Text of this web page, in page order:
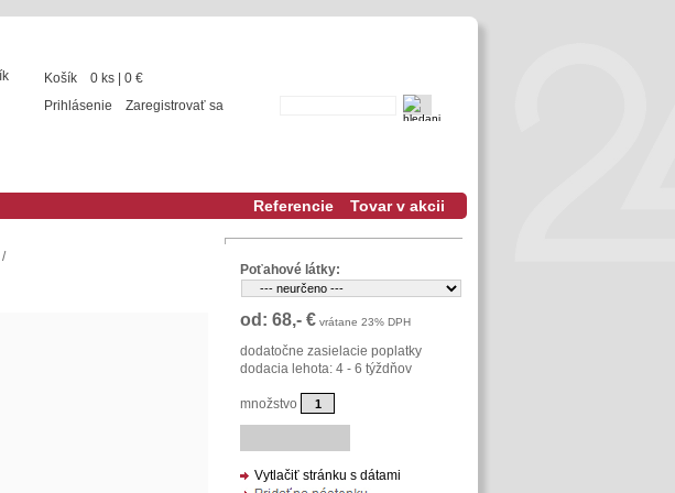
Košík 0 ks 0 €
Prihlásenie Zaregistrovať sa
Referencie Tovar v akcii
Poťahové látky:
od: 68,- € vrátane 23% DPH
dodatočne zasielacie poplatky
dodacia lehota: 4 - 6 týždňov
množstvo
Vytlačiť stránku s dátami
/